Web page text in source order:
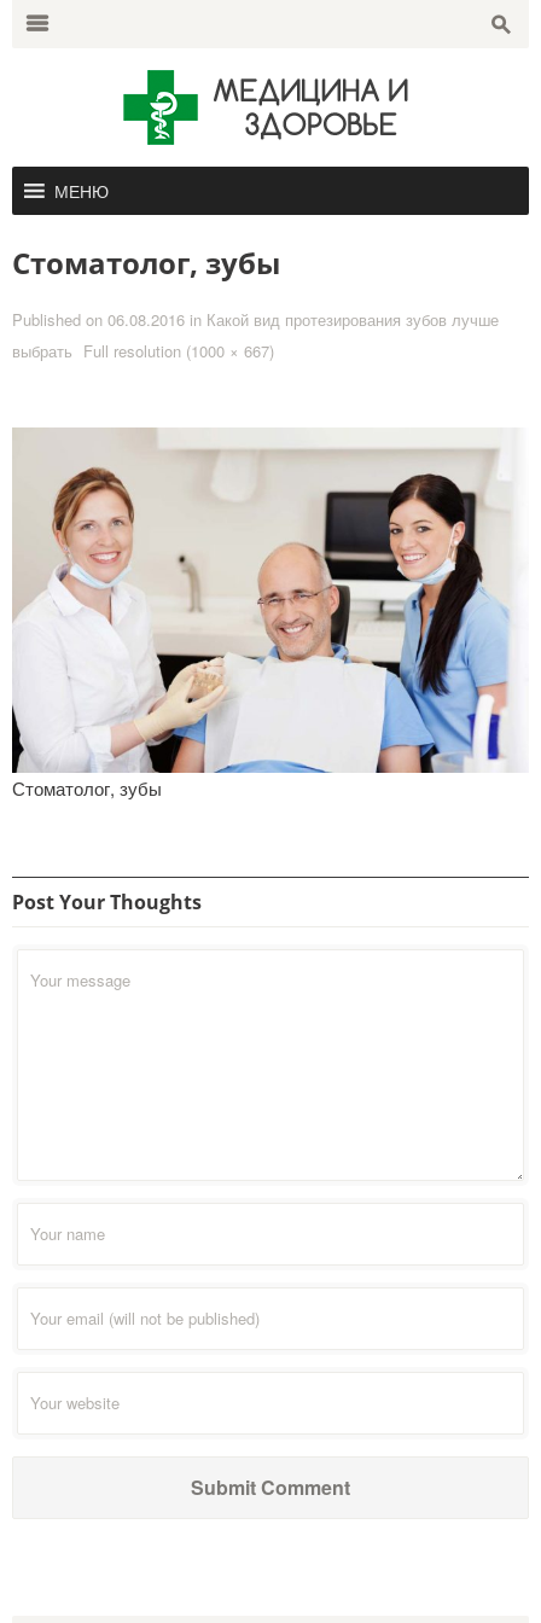
for: s
m
МЕНЮ
Стоматолог, зубы
Published on 06.08.2016 in Какой вид протезирования зубов лучше
выбрать Full resolution (1000 × 667)
Стоматолог, зубы
Post Your Thoughts